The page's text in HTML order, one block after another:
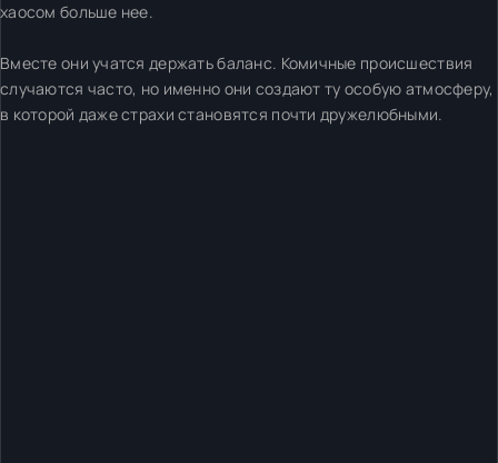
хаосом больше нее.
Вместе они учатся держать баланс. Комичные происшествия
случаются часто, но именно они создают ту особую атмосферу,
в которой даже страхи становятся почти дружелюбными.